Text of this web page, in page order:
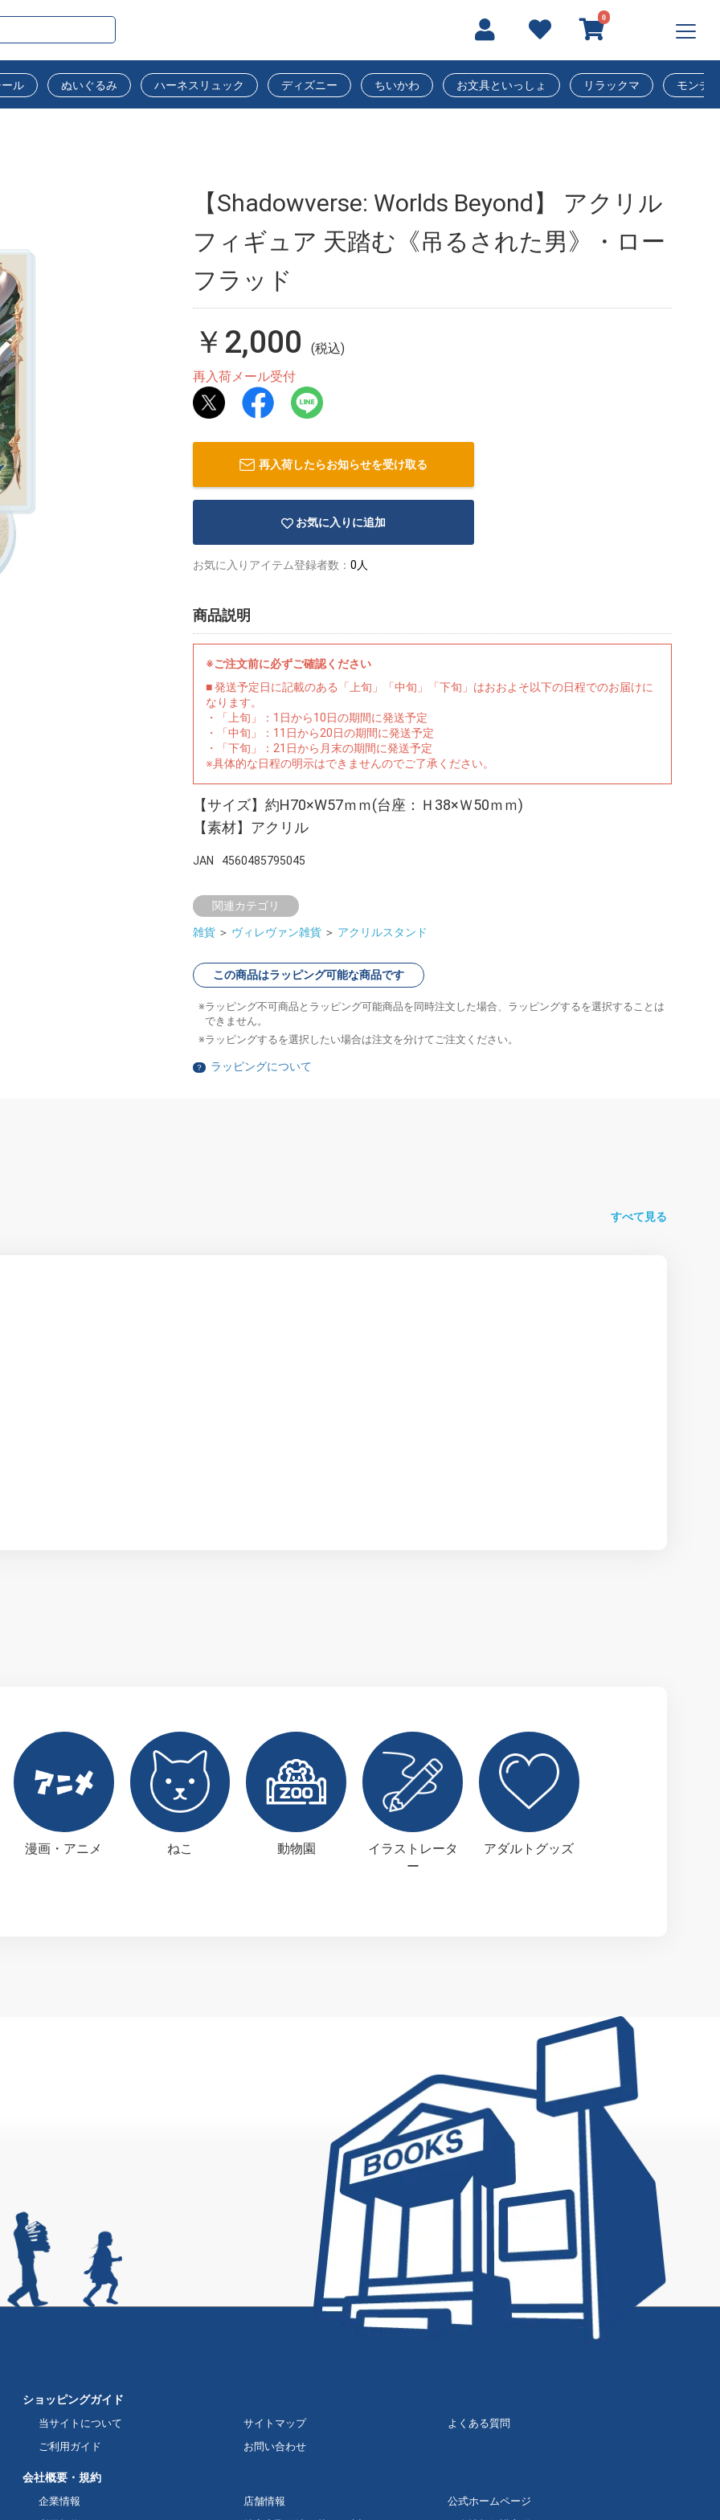
0
ル ぬいぐるみ ハーネスリュック ディズニー ちいかわ お文具といっしょ リラックマ モンチ
【Shadowverse: Worlds Beyond】 アクリル
フィギュア 天踏む《吊るされた男》・ロー
フラッド
￥2,000
(税込)
再入荷メール受付
再入荷したらお知らせを受け取る
お気に入りに追加
お気に入りアイテム登録者数： 0人
商品説明
※ご注文前に必ずご確認ください
■ 発送予定日に記載のある「上旬」「中旬」「下旬」はおおよそ以下の日程でのお届けに
なります。
・「上旬」：1日から10日の期間に発送予定
・「中旬」：11日から20日の期間に発送予定
・「下旬」：21日から月末の期間に発送予定
※具体的な日程の明示はできませんのでご了承ください。
【サイズ】約H70×W57ｍｍ(台座：Ｈ38×Ｗ50ｍｍ)
【素材】アクリル
JAN 4560485795045
関連カテゴリ
雑貨 ＞ ヴィレヴァン雑貨 ＞ アクリルスタンド
この商品はラッピング可能な商品です
ラッピング不可商品とラッピング可能商品を同時注文した場合、ラッピングするを選択することは
できません。
ラッピングするを選択したい場合は注文を分けてご注文ください。
？ ラッピングについて
すべて見る
漫画・アニメ ねこ 動物園
イラストレータ
ー
アダルトグッズ
ショッピングガイド
当サイトについて サイトマップ
よくある質問
ご利用ガイド
お問い合わせ
会社概要・規約
企業情報 店舗情報
公式ホームページ